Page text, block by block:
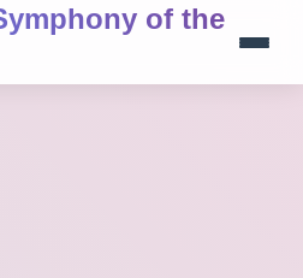
of the